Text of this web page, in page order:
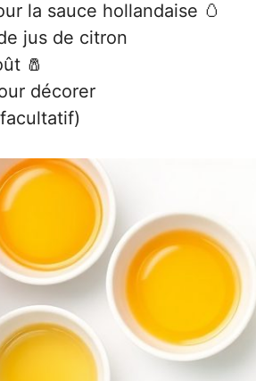
la sauce hollandaise 🥚
jus de citron
🧂
décorer